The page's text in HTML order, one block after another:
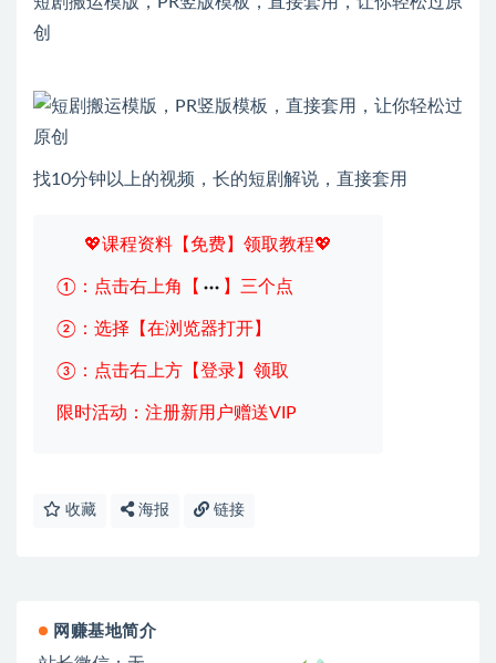
创
找10分钟以上的视频，长的短剧解说，直接套用
💖课程资料【免费】领取教程💖
①：点击右上角【 】三个点
②：选择【在浏览器打开】
③：点击右上方【登录】领取
限时活动：注册新用户赠送VIP
收藏 海报 链接
网赚基地简介